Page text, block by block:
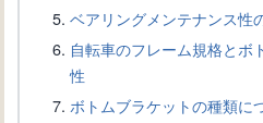
自転車盗
ベアリングメンテナンス性
自転車のフレーム規格とボ
性
ボトムブラケットの種類に